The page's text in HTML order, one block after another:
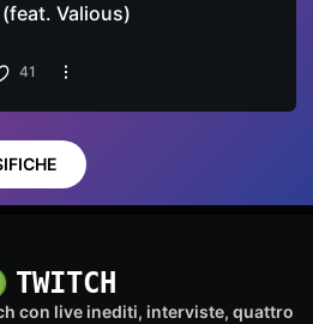
Valious)
41
TWITCH
con live inediti, interviste, quattro